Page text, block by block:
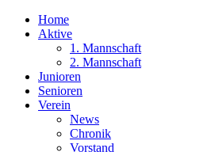
Home
Aktive
1. Mannschaft
2. Mannschaft
Junioren
Senioren
Verein
News
Chronik
Vorstand